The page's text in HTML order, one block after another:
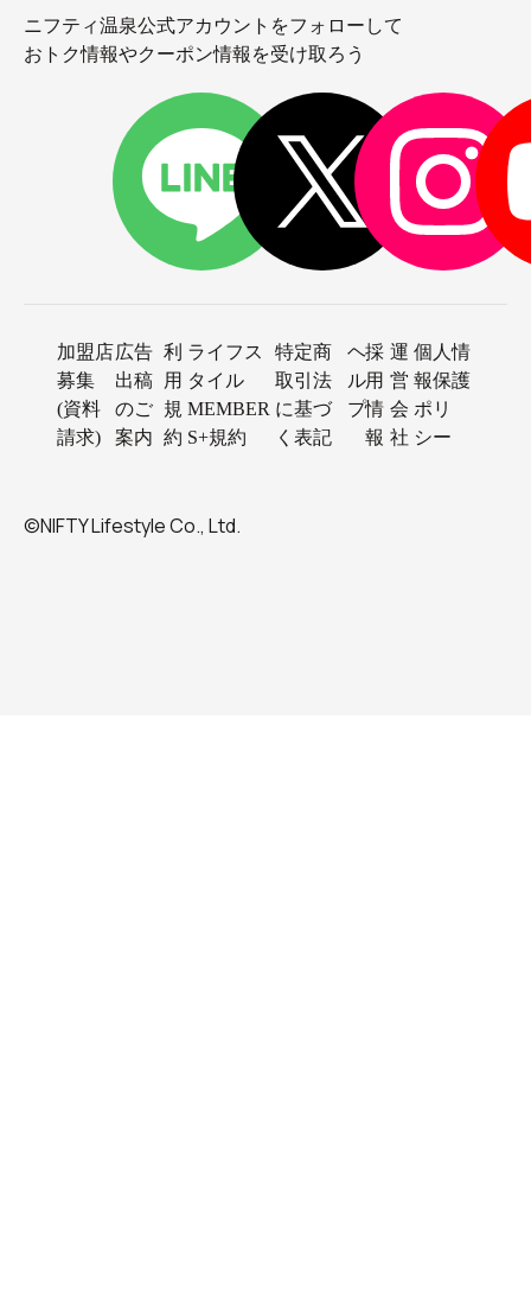
ニフティ温泉公式アカウントをフォローして
おトク情報やクーポン情報を受け取ろう
加盟店
募集
(資料
請求)
広告
出稿
のご
案内
利
用
規
約
ライフス
タイル
MEMBER
S+規約
特定商
取引法
に基づ
く表記
ヘ
ル
プ
採
用
情
報
運
営
会
社
個人情
報保護
ポリ
シー
©NIFTY Lifestyle Co., Ltd.